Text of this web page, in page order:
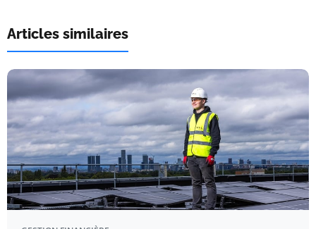
Articles similaires